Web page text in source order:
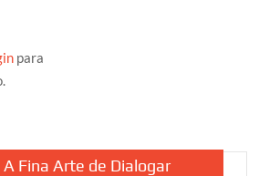
para
A Fina Arte de Dialogar